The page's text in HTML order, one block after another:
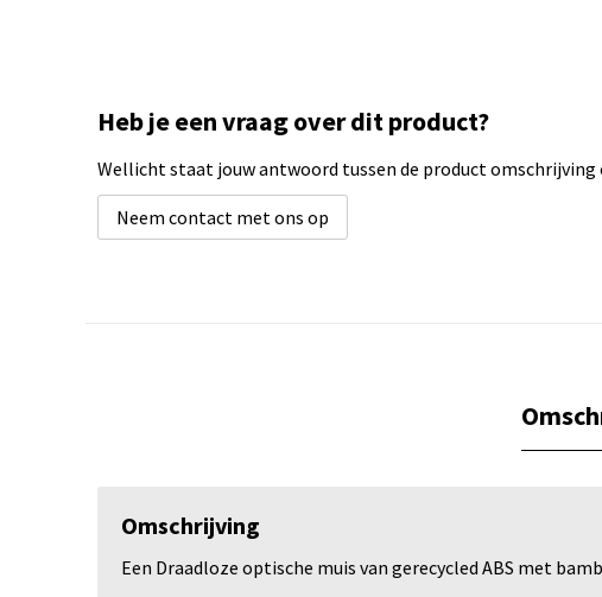
Heb je een vraag over dit product?
Wellicht staat jouw antwoord tussen de product
Neem contact met ons op
Omschrijving
Een Draadloze optische muis van gerecycled ABS met